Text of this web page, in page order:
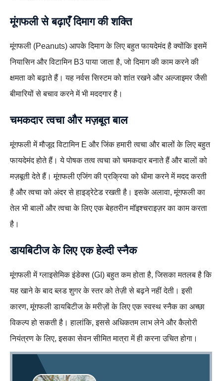
मूंगफली से बढ़ाएँ दिमाग की शक्ति
मूंगफली (Peanuts) आपके दिमाग के लिए बहुत फायदेमंद है क्योंकि इसमें
नियासिन और विटामिन B3 पाया जाता है, जो दिमाग की काम करने की
क्षमता को बढ़ाते हैं। यह नर्वस सिस्टम को शांत रखने और अल्जाइमर जैसी
बीमारियों से बचाव करने में भी मददगार है।
चमकदार त्वचा और मज़बूत बाल
मूंगफली में मौजूद विटामिन E और जिंक हमारी त्वचा और बालों के लिए बहुत
फायदेमंद होते हैं। ये पोषक तत्व त्वचा को चमकदार बनाते हैं और बालों को
मज़बूती देते हैं। मूंगफली एजिंग की प्रक्रिया को धीमा करने में मदद करती
है और त्वचा को अंदर से हाइड्रेटेड रखती है। इसके अलावा, मूंगफली का
तेल भी बालों और त्वचा के लिए एक बेहतरीन मॉइश्चराइज़र का काम करता
है।
डायबिटीज के लिए एक हेल्दी स्नैक
मूंगफली में ग्लाइसेमिक इंडेक्स (GI) बहुत कम होता है, जिसका मतलब है कि
यह खाने के बाद ब्लड शुगर के स्तर को तेज़ी से बढ़ने नहीं देती। इसी
कारण, मूंगफली डायबिटीज के मरीज़ों के लिए एक स्वस्थ स्नैक का अच्छा
विकल्प हो सकती है। हालांकि, इससे अधिकतम लाभ लेने और कैलोरी
नियंत्रण के लिए, इसका सेवन सीमित मात्रा में ही करना उचित होगा।